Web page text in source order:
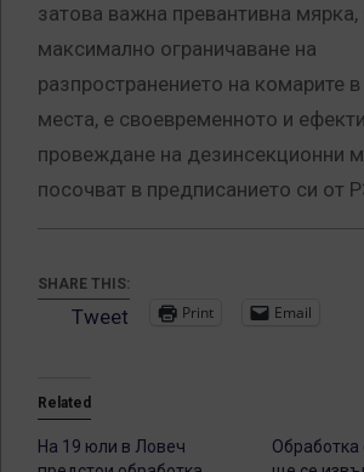
затова важна превантивна
максимално ограничаване на
разпространението на комарите
места, е своевременното и
провеждане на дезинсекционни
посочват в предписанието си от
SHARE THIS:
Tweet Print Email
Related
На 19 юли в Ловеч